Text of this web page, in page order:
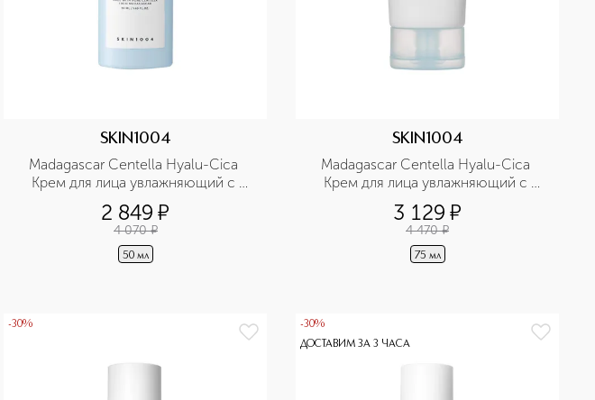
SKIN1004
Madagascar Centella Hyalu-Cica
Крем для лица увлажняющий с
центеллой и гиалуроновой
кислотой
2 849 ¤
4 070 ¤
50 мл
SKIN1004
Madagascar Centella Hyalu-Cica
Крем для лица увлажняющий с
центеллой и гиалуроновой
кислотой в дорожном формате
3 129 ¤
4 470 ¤
75 мл
-30%
-30%
ДОСТАВИМ ЗА 3 ЧАСА